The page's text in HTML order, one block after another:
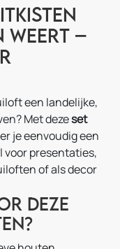
Weert –
een landelijke,
Met dezeset
je eenvoudig een
voor presentaties,
of als decor
deze